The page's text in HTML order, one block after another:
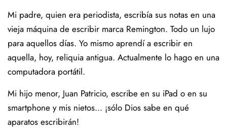
Mi padre, quien era periodista, escribía sus notas en una
vieja máquina de escribir marca Remington. Todo un lujo
para aquellos días. Yo mismo aprendí a escribir en
aquella, hoy, reliquia antigua. Actualmente lo hago en una
computadora portátil.
Mi hijo menor, Juan Patricio, escribe en su iPad o en su
smartphone y mis nietos... ¡sólo Dios sabe en qué
aparatos escribirán!